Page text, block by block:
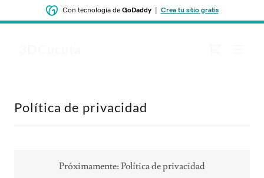
Con tecnología de GoDaddy| Crea tu sitio gratis
Política de privacidad
Próximamente: Política de privacidad